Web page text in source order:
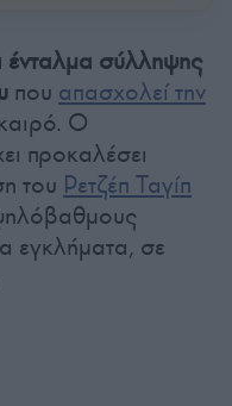
σύλληψης
που απασχολεί την
Ο
προκαλέσει
του Ρετζέπ Ταγίπ
εγκλήματα, σε